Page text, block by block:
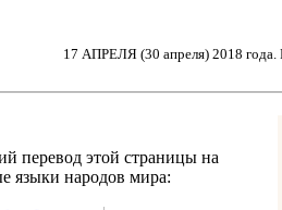
17 АПРЕЛЯ (30 апреля) 2018 года.
перевод этой страницы на
языки народов мира: